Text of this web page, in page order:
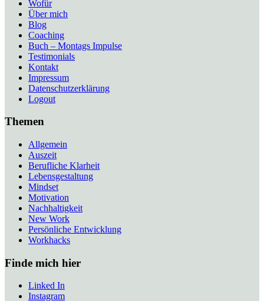
Wofür
Über mich
Blog
Coaching
Buch – Montags Impulse
Testimonials
Kontakt
Impressum
Datenschutzerklärung
Logout
Themen
Allgemein
Auszeit
Berufliche Klarheit
Lebensgestaltung
Mindset
Motivation
Nachhaltigkeit
New Work
Persönliche Entwicklung
Workhacks
Finde mich hier
Linked In
Instagram